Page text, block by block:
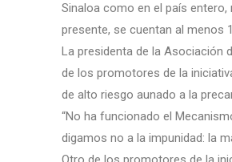
Sinaloa como en el país
presente, se cuentan al menos
La presidenta de la Asociación
de los promotores de la
de alto riesgo aunado a la
“No ha funcionado el
digamos no a la impunidad: la